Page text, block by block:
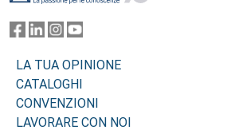
LA TUA OPINIONE
CATALOGHI
CONVENZIONI
LAVORARE CON NOI